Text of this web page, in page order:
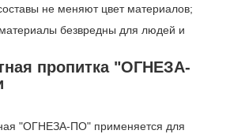
не меняют цвет материалов;
безвредны для людей и
пропитка "ОГНЕЗА-
"ОГНЕЗА-ПО" применяется для